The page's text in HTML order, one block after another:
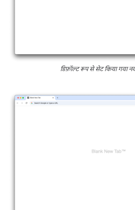
डिफ़ॉल्ट रूप से सेट किया गया